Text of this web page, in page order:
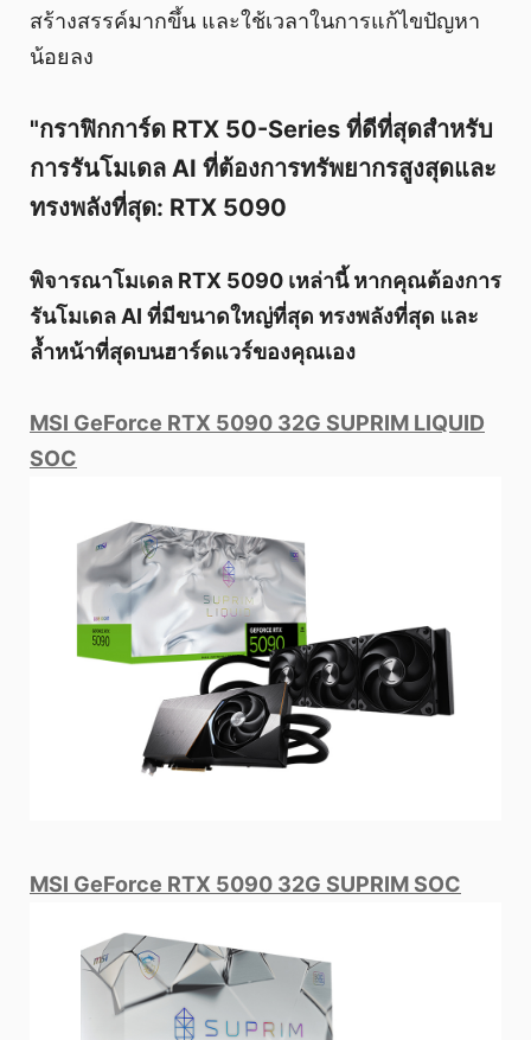
สร้างสรรค์มากขึ้น และใช้เวลาในการแก้ไขปัญหา
น้อยลง
"กราฟิกการ์ด RTX 50-Series ที่ดีที่สุดสำหรับ
การรันโมเดล AI ที่ต้องการทรัพยากรสูงสุดและ
ทรงพลังที่สุด: RTX 5090
พิจารณาโมเดล RTX 5090 เหล่านี้ หากคุณต้องการ
รันโมเดล AI ที่มีขนาดใหญ่ที่สุด ทรงพลังที่สุด และ
ล้ำหน้าที่สุดบนฮาร์ดแวร์ของคุณเอง
MSI GeForce RTX 5090 32G SUPRIM LIQUID
SOC
MSI GeForce RTX 5090 32G SUPRIM SOC